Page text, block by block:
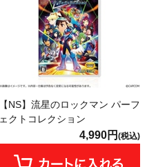
【NS】流星のロックマン パーフ
ェクトコレクション
4,990円 (税込)